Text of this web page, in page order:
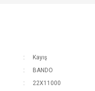
Kayış
BANDO
22X11000